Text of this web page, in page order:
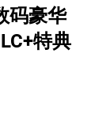
码豪华
特典